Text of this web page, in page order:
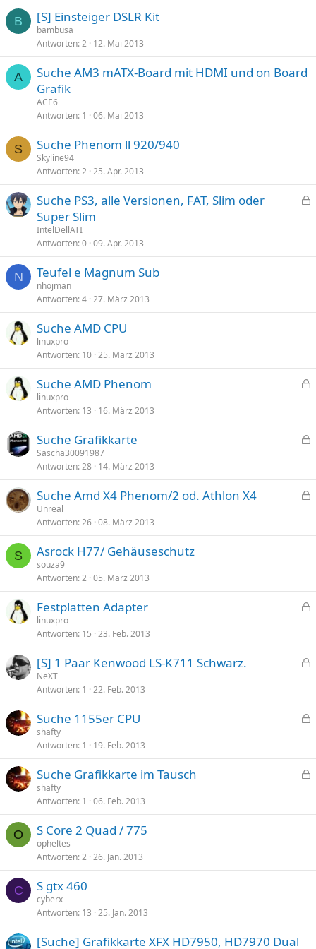
p
B [S] Einsteiger DSLR Kit
bambusa
Antworten 2 12. Mai 2013
A
Suche AM3 mATX-Board mit HDMI und on Board
Grafik
ACE6
Antworten 1 06. Mai 2013
S Suche Phenom ll 920/940
Skyline94
Antworten 2 25. Apr. 2013
e
Suche PS3, alle Versionen, FAT, Slim oder
Super Slim
IntelDellATI
Antworten 0 09. Apr. 2013
N Teufel e Magnum Sub
nhojman
Antworten 4 27. März 2013
Suche AMD CPU
linuxpro
Antworten 10 25. März 2013
p
e
Suche AMD Phenom
linuxpro
Antworten 13 16. März 2013
p
e
Suche Grafikkarte
Sascha30091987
Antworten 28 14. März 2013
p
Suche Amd X4 Phenom/2 od. Athlon X4
Unreal
Antworten 26 08. März 2013
S Asrock H77/ Gehäuseschutz
souza9
Antworten 2 05. März 2013
p
e
Festplatten Adapter
linuxpro
Antworten 15 23. Feb. 2013
p
e
[S] 1 Paar Kenwood LS-K711 Schwarz.
NeXT
Antworten 1 22. Feb. 2013
p
e
Suche 1155er CPU
shafty
Antworten 1 19. Feb. 2013
p
Suche Grafikkarte im Tausch
shafty
Antworten 1 06. Feb. 2013
O S Core 2 Quad / 775
opheltes
Antworten 2 26. Jan. 2013
C S gtx 460
cyberx
Antworten 13 25. Jan. 2013
[Suche] Grafikkarte XFX HD7950, HD7970 Dual